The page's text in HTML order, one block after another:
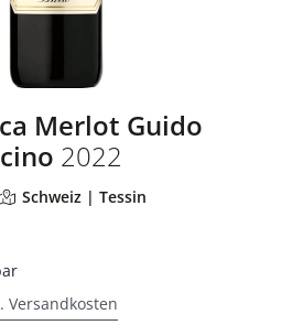
Merlot Guido
2022
Schweiz | Tessin
Versandkosten